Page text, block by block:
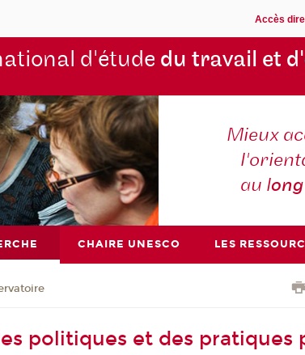
Accès
d'étude du travail et d'
Mieux
au l
CHAIRE UNESCO LES
politiques et des pratiques